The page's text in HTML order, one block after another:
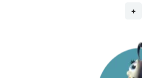
du
:
générer de nouveaux clients
Structuration et fidélisation